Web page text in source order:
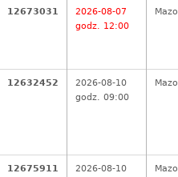
12673031
2026-08-07
godz. 12:00
12632452
2026-08-10
godz. 09:00
12675911
2026-08-10